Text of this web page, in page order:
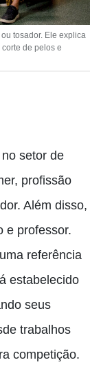
tosador. Ele explica
de pelos e
setor de
profissão
Além disso,
e professor.
referência
estabelecido
seus
trabalhos
competição.